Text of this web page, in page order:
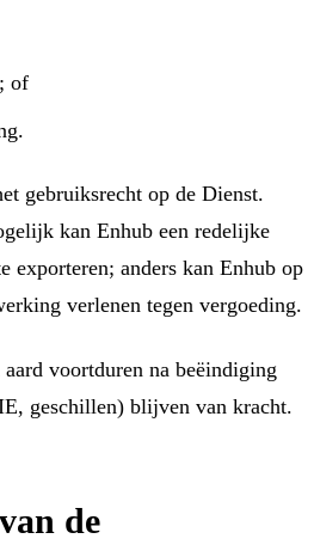
of
gebruiksrecht op de Dienst.
kan Enhub een redelijke
exporteren; anders kan Enhub op
verlenen tegen vergoeding.
voortduren na beëindiging
geschillen) blijven van kracht.
de